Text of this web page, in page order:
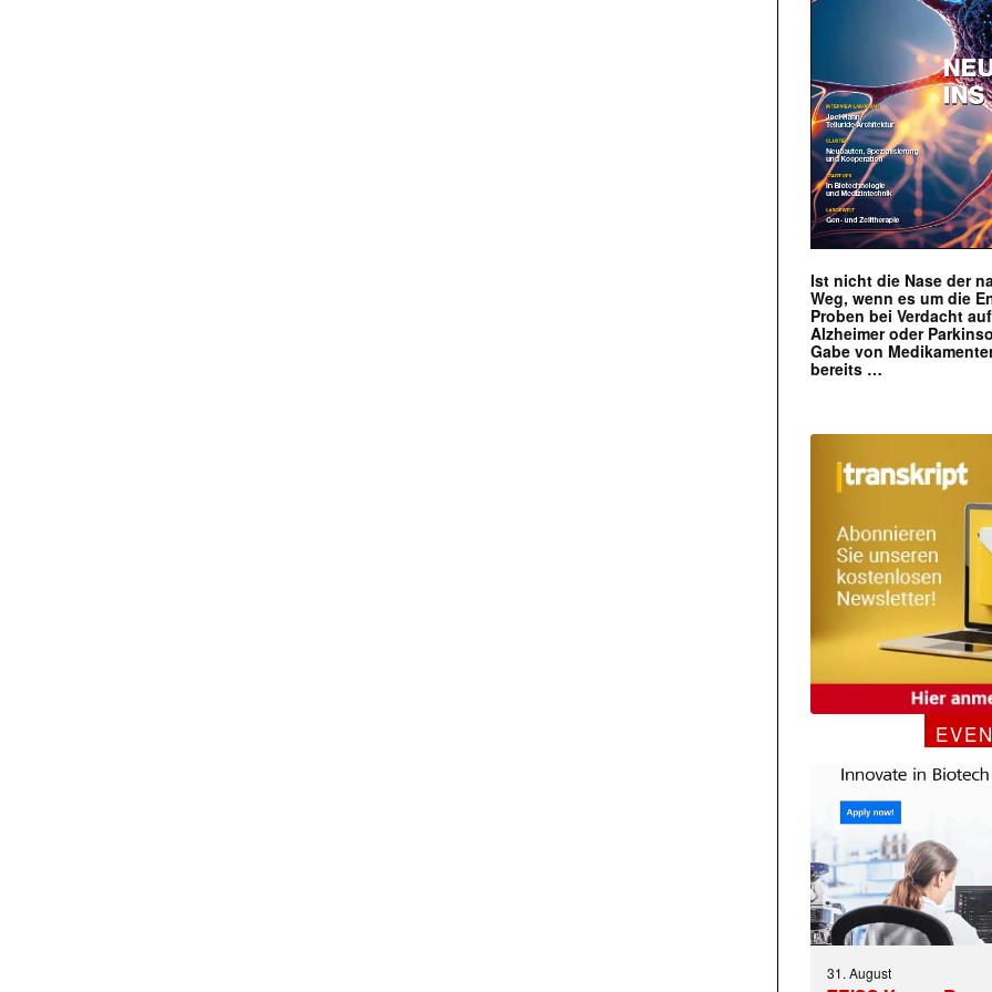
Ist nicht die Nase der
Weg, wenn es um die
Proben bei Verdacht
Alzheimer oder
Gabe von
bereits …
31. August